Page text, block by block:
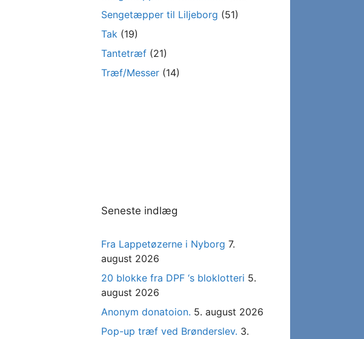
Sengetæpper til Liljeborg (51)
Tak (19)
Tantetræf (21)
Træf/Messer (14)
Seneste indlæg
Fra Lappetøzerne i Nyborg 7.
august 2026
20 blokke fra DPF ‘s bloklotteri 5.
august 2026
Anonym donatoion. 5. august 2026
Pop-up træf ved Brønderslev. 3.